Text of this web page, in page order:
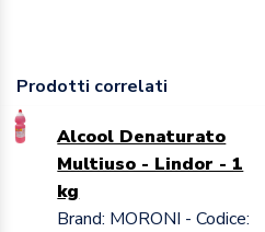
Prodotti correlati
Alcool Denaturato
Multiuso - Lindor - 1
kg
Brand: MORONI - Codice: